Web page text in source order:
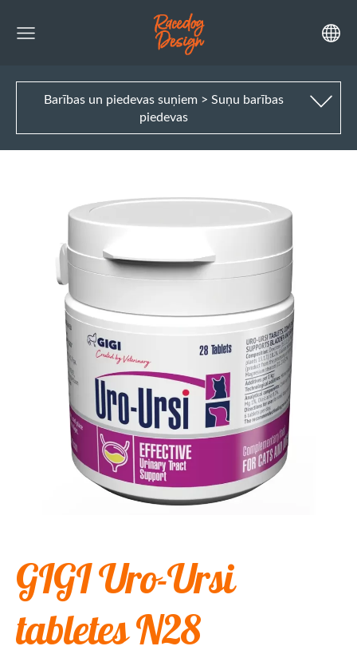
Barības un piedevas suņiem > Suņu barības
piedevas
GIGI Uro-Ursi
tabletes N28